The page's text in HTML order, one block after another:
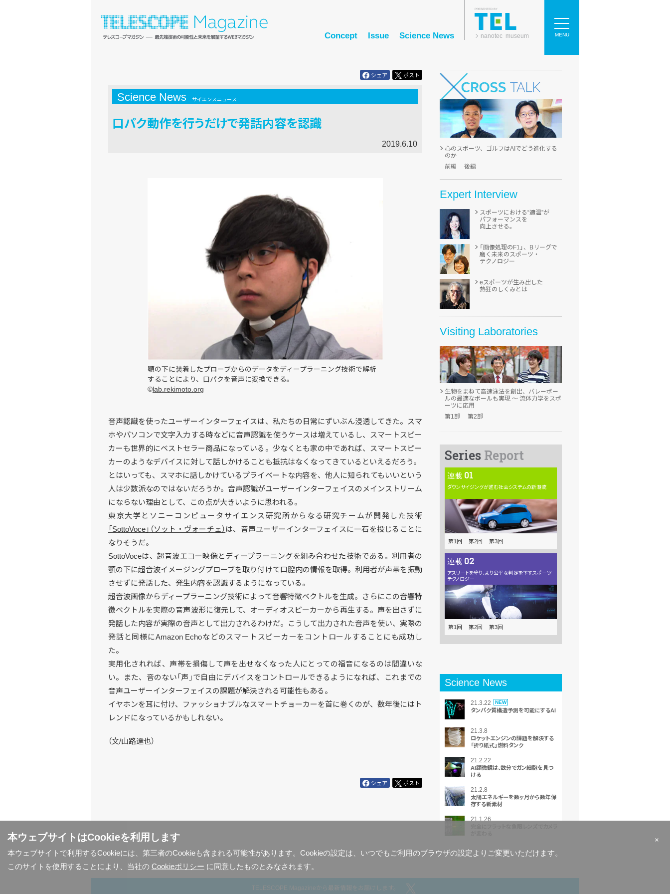
本ウェブサイトはCookieを利用します
×
本ウェブサイトで利用するCookieには、第三者のCookieも含まれる可能性があります。Cookieの設定は、いつでもご利用のブラウザの設定よりご変更いただけます。
このサイトを使用することにより、当社の Cookieポリシー に同意したものとみなされます。
Concept Issue Science News
PRESENTED BY
nanotec museum MENU
シェア ポスト
Science News サイエンスニュース
口パク動作を行うだけで発話内容を認識
2019.6.10
顎の下に装着したプローブからのデータをディープラーニング技術で解析
することにより、口パクを音声に変換できる。
© lab.rekimoto.org
音声認識を使ったユーザーインターフェイスは、私たちの日常にずいぶん浸透してきた。スマ
ホやパソコンで文字入力する時などに音声認識を使うケースは増えているし、スマートスピー
カーも世界的にベストセラー商品になっている。少なくとも家の中であれば、スマートスピー
カーのようなデバイスに対して話しかけることも抵抗はなくなってきているといえるだろう。
とはいっても、スマホに話しかけているプライベートな内容を、他人に知られてもいいという
人は少数派なのではないだろうか。音声認識がユーザーインターフェイスのメインストリーム
にならない理由として、この点が大きいように思われる。
東京大学とソニーコンピュータサイエンス研究所からなる研究チームが開発した技術
「SottoVoce」（ソット・ヴォーチェ） は、音声ユーザーインターフェイスに一石を投じることに
なりそうだ。
SottoVoceは、超音波エコー映像とディープラーニングを組み合わせた技術である。利用者の
顎の下に超音波イメージングプローブを取り付けて口腔内の情報を取得。利用者が声帯を振動
させずに発話した、発生内容を認識するようになっている。
超音波画像からディープラーニング技術によって音響特徴ベクトルを生成。さらにこの音響特
徴ベクトルを実際の音声波形に復元して、オーディオスピーカーから再生する。声を出さずに
発話した内容が実際の音声として出力されるわけだ。こうして出力された音声を使い、実際の
発話と同様にAmazon Echoなどのスマートスピーカーをコントロールすることにも成功し
た。
実用化されれば、声帯を損傷して声を出せなくなった人にとっての福音になるのは間違いな
い。また、音のない「声」で自由にデバイスをコントロールできるようになれば、これまでの
音声ユーザーインターフェイスの課題が解決される可能性もある。
イヤホンを耳に付け、ファッショナブルなスマートチョーカーを首に巻くのが、数年後にはト
レンドになっているかもしれない。
（文/山路達也）
シェア ポスト
心のスポーツ、ゴルフはAIでどう進化する
のか
前編
後編
Expert Interview
スポーツにおける“適温”が
パフォーマンスを
向上させる。
「画像処理のF1」、 Bリーグで
磨く 未来のスポーツ・
テクノロジー
eスポーツが生み出した
熱狂のしくみとは
Visiting Laboratories
生物をまねて高速泳法を創出、 バレーボー
ルの最適なボールも 実現 ～ 流体力学をスポ
ーツに応用
第1部
第2部
Series Report
連載 01
ダウンサイジングが進む社会システムの新潮流
第1回 第2回 第3回
連載 02
アスリートを守り、より公平な判定を下すスポーツ
テクノロジー
第1回 第2回 第3回
Science News
21.3.22 NEW
タンパク質構造予測を可能にするAI
21.3.8
ロケットエンジンの課題を解決する
「折り紙式」燃料タンク
21.2.22
AI顕微鏡は、数分でガン細胞を見つ
ける
21.2.8
太陽エネルギーを数ヶ月から数年保
存する新素材
21.1.26
TELESCOPE Magazineから最新情報をお届けします。